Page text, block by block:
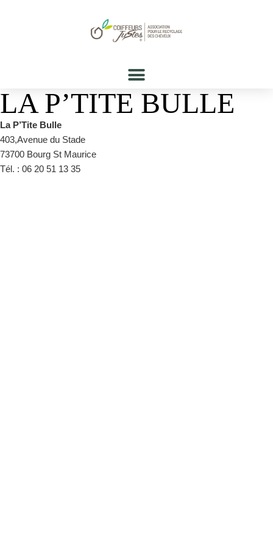
LA P’TITE BULLE
La P’Tite Bulle
403,Avenue du Stade
73700 Bourg St Maurice
Tél. : 06 20 51 13 35